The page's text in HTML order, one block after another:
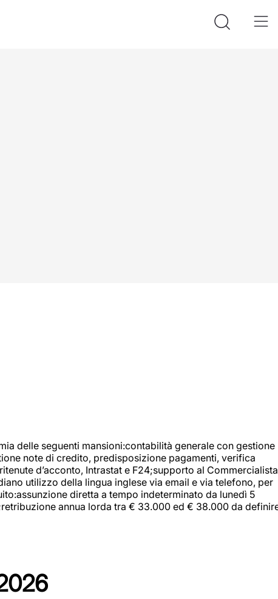
delle seguenti mansioni:contabilità generale con gestione
note di credito, predisposizione pagamenti, verifica
d’acconto, Intrastat e F24;supporto al Commercialista
utilizzo della lingua inglese via email e via telefono, per
diretta a tempo indeterminato da lunedì 5
annua lorda tra € 33.000 ed € 38.000 da